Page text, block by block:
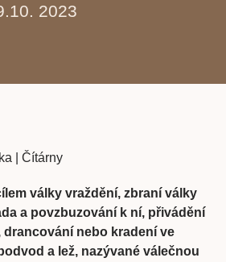
2023
války vraždění, zbraní války
a povzbuzování k ní, přivádění
drancování nebo kradení ve
a lež, nazývané válečnou